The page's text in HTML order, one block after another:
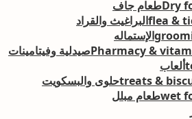
طعام جاف
البراغيث والقراد
الإستماله
صيدلية وفيتامينات
ألعاب
حلوى والبسكويت
طعام مبلل